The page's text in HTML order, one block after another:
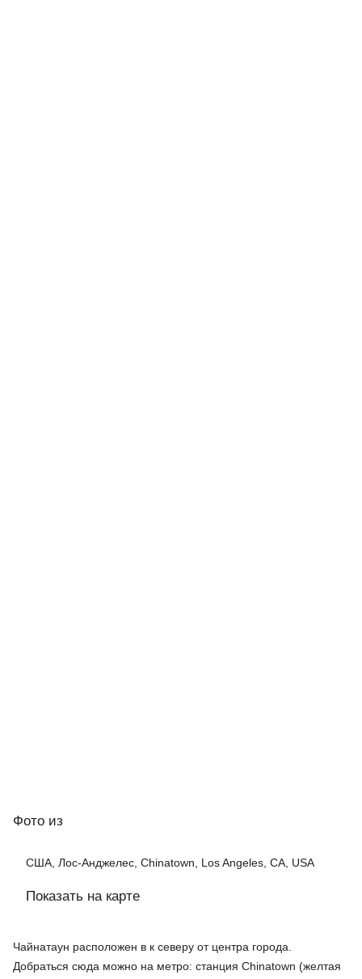
Фото из
США, Лос-Анджелес, Chinatown, Los Angeles, CA, USA
Показать на карте
Чайнатаун расположен в к северу от центра города.
Добраться сюда можно на метро: станция Chinatown (желтая